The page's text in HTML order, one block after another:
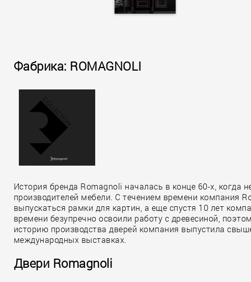
Фабрика: ROMAGNOLI
История бренда Romagnoli началась в конце 60-х, когда
производителей мебели. С течением времени компания
выпускаться рамки для картин, а еще спустя 10 лет
времени безупречно освоили работу с древесиной,
историю производства дверей компания выпустила
международных выставках.
Двери Romagnoli